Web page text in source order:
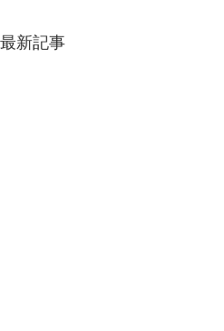
最新記事